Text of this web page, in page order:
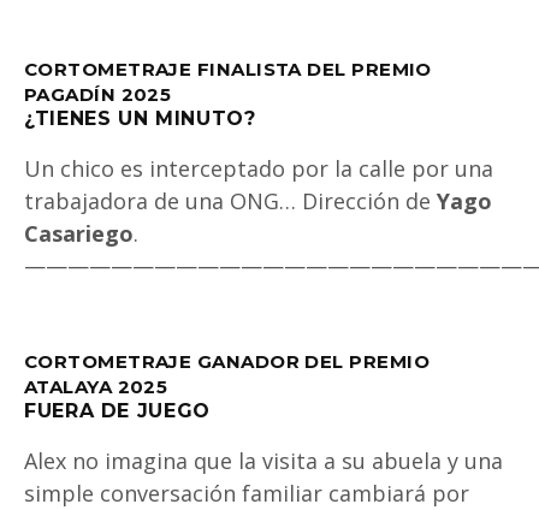
CORTOMETRAJE FINALISTA DEL PREMIO
PAGADÍN 2025
¿TIENES UN MINUTO?
Un chico es interceptado por la calle por una
trabajadora de una ONG… Dirección de Yago
Casariego.
CORTOMETRAJE GANADOR DEL PREMIO
ATALAYA 2025
FUERA DE JUEGO
Alex no imagina que la visita a su abuela y una
simple conversación familiar cambiará por